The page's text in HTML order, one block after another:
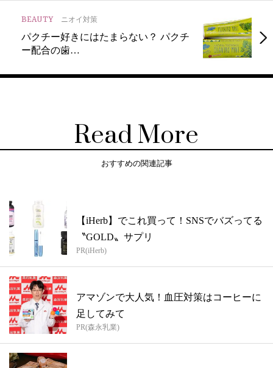
BEAUTY ニオイ対策
パクチー好きにはたまらない？ パクチ
ー配合の歯…
Read More
おすすめの関連記事
【iHerb】でこれ買って！SNSでバズってる
〝GOLD〟サプリ
PR(iHerb)
アマゾンで大人気！血圧対策はコーヒーに
足してみて
PR(森永乳業)